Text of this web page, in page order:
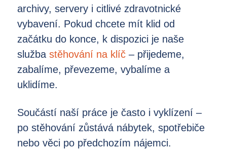
archivy, servery i citlivé zdravotnické
vybavení. Pokud chcete mít klid od
začátku do konce, k dispozici je naše
služba stěhování na klíč– přijedeme,
zabalíme, převezeme, vybalíme a
uklidíme.
Součástí naší práce je často i vyklízení –
po stěhování zůstává nábytek, spotřebiče
nebo věci po předchozím nájemci.